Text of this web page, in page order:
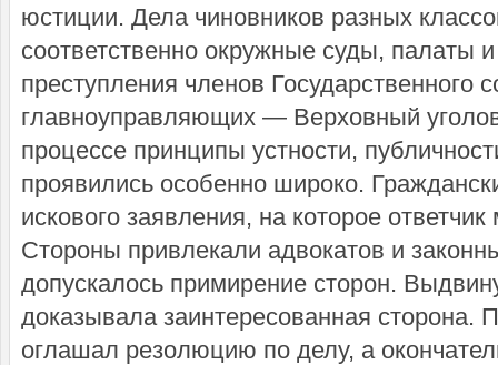
юстиции. Дела чиновников разных
соответственно окружные суды, палаты
преступления членов Государственного
главноуправляющих — Верховный
процессе принципы устности,
проявились особенно широко.
искового заявления, на которое
Стороны привлекали адвокатов и
допускалось примирение сторон.
доказывала заинтересованная сторона.
оглашал резолюцию по делу, а